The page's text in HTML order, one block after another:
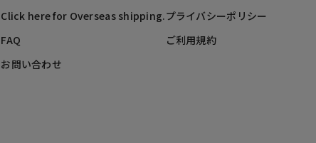
Click here for Overseas shipping.
FAQ
お問い合わせ
プライバシーポリシー
ご利用規約